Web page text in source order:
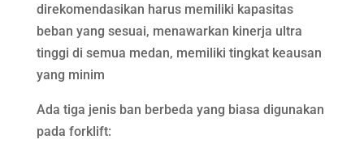
direkomendasikan harus memiliki kapasitas
beban yang sesuai, menawarkan kinerja ultra
tinggi di semua medan, memiliki tingkat keausan
yang minim
Ada tiga jenis ban berbeda yang biasa digunakan
pada forklift: